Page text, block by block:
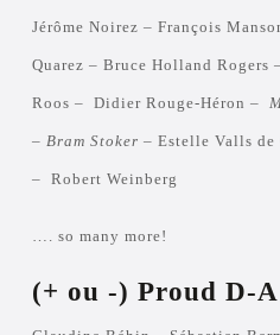
Jérôme Noirez – François
Quarez – Bruce Holland Rogers
Roos – Didier Rouge-Héron –
– Bram Stoker – Estelle Valls de
– Robert Weinberg
…. so many more!
(+ ou -) Proud D-